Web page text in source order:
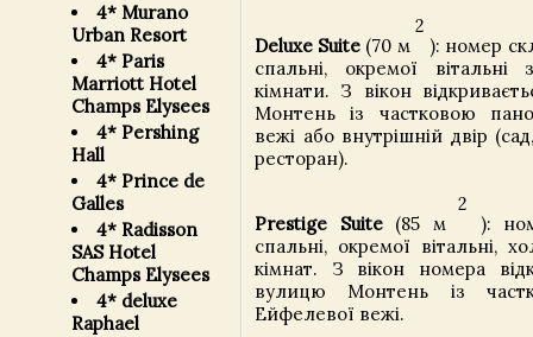
4* Murano
Urban Resort
4* Paris
Marriott Hotel
Champs Elysees
4* Pershing
Hall
4* Prince de
Galles
4* Radisson
SAS Hotel
Champs Elysees
4* deluxe
Raphael
Deluxe Suite (70 м
2
): номер
спальні, окремої вітальні
кімнати. З вікон
Монтень із частковою
вежі або внутрішній двір
ресторан).
Prestige Suite(85 м
2
):
спальні, окремої вітальні,
кімнат. З вікон номера
вулицю Монтень із
Ейфелевої вежі.